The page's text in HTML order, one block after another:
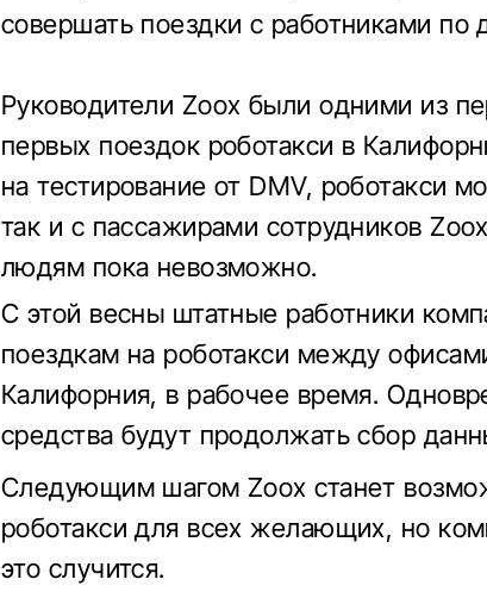
совершать поездки с работниками по
Руководители Zoox были одними из
первых поездок роботакси в
на тестирование от DMV, роботакси
так и с пассажирами сотрудников
людям пока невозможно.
С этой весны штатные работники
поездкам на роботакси между
Калифорния, в рабочее время.
средства будут продолжать сбор
Следующим шагом Zoox станет
роботакси для всех желающих, но
это случится.